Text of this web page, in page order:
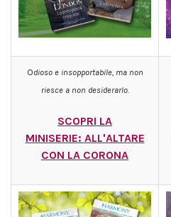
Odioso e insopportabile, ma non
riesce a non desiderarlo.
SCOPRI LA
MINISERIE: ALL'ALTARE
CON LA CORONA